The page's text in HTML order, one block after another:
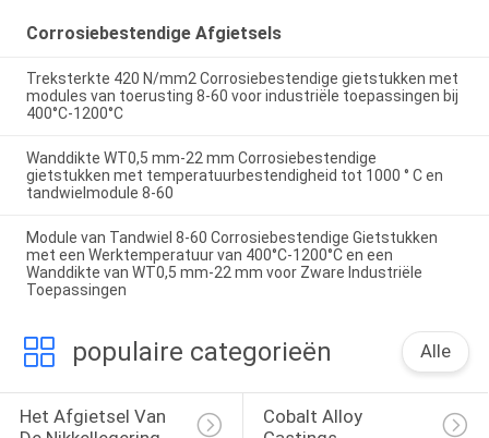
Corrosiebestendige Afgietsels
Treksterkte 420 N/mm2 Corrosiebestendige gietstukken met
modules van toerusting 8-60 voor industriële toepassingen bij
400°C-1200°C
Wanddikte WT0,5 mm-22 mm Corrosiebestendige
gietstukken met temperatuurbestendigheid tot 1000 ° C en
tandwielmodule 8-60
Module van Tandwiel 8-60 Corrosiebestendige Gietstukken
met een Werktemperatuur van 400°C-1200°C en een
Wanddikte van WT0,5 mm-22 mm voor Zware Industriële
Toepassingen
populaire categorieën Alle
Het Afgietsel Van
Cobalt Alloy